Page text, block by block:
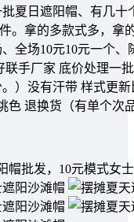
夏日遮阳帽、有几
。拿的多款式多，拿
全场10元10元一个
手厂家 底价处理一
）没有汗带 样式更
色 退换货（有单个次